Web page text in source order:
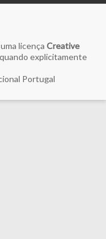
licençaCreative
explicitamente
Portugal